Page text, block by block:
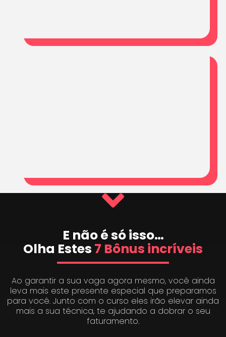
E não é só isso…
Olha Estes 7 Bônus incríveis
Ao garantir a sua vaga agora mesmo, você ainda
leva mais este presente especial que preparamos
para você. Junto com o curso eles irão elevar ainda
mais a sua técnica, te ajudando a dobrar o seu
faturamento.